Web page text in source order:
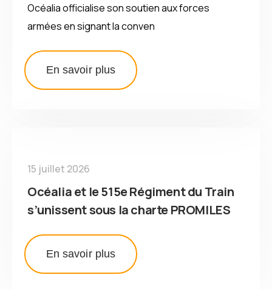
Océalia officialise son soutien aux forces
armées en signant la conven
En savoir plus
15 juillet 2026
Océalia et le 515e Régiment du Train
s’unissent sous la charte PROMILES
En savoir plus